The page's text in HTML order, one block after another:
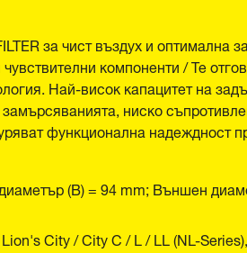
за чист въздух и оптимална
компоненти / Те
Най-висок капацитет на
ниско
функционална надеждност
(B) = 94 mm; Външен
City / City C / L / LL (NL-